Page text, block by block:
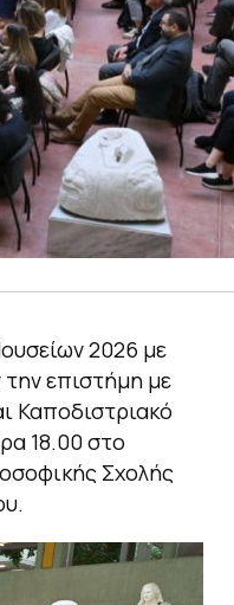
2026 με
επιστήμη με
Καποδιστριακό
18.00 στο
Σχολής